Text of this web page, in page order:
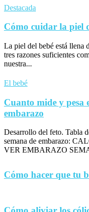
Destacada
Cómo cuidar la piel
La piel del bebé está llena
tres razones suficientes
nuestra...
El bebé
Cuanto mide y pesa
embarazo
Desarrollo del feto. Tabla
semana de embarazo:
VER EMBARAZO
Cómo hacer que tu